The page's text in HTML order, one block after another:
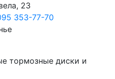
23
353-77-70
тормозные диски и